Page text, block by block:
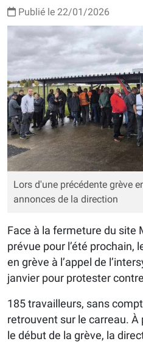
Publié le 22/01/2026
Lors d'une précédente grève
annonces de la direction
Face à la fermeture du site
prévue pour l’été prochain,
en grève à l’appel de
janvier pour protester
185 travailleurs, sans
retrouvent sur le carreau.
le début de la grève, la